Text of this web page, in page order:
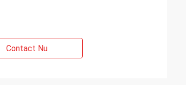
Contact Nu